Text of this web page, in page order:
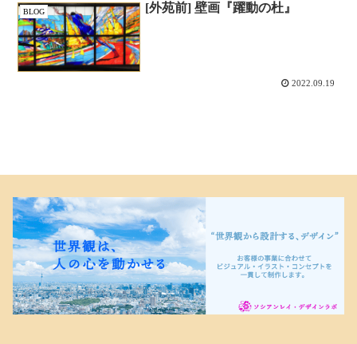
BLOG [外苑前] 壁画『躍動の杜』
2022.09.19